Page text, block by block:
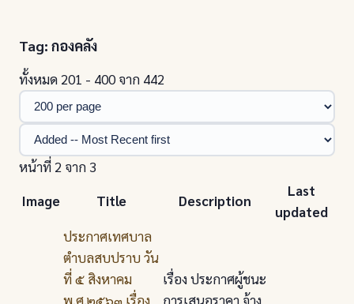
Tag: กองคลัง
ทั้งหมด 201 - 400 จาก 442
หน้าที่ 2 จาก 3
Image
Title Description
Last
updated
ประกาศเทศบาล
ตําบลสบปราบ วัน
ที่ ๕ สิงหาคม
พ.ศ.๒๕๖๓ เรื่อง
เรื่อง ประกาศผู้ชนะ
การเสนอราคา จ้าง